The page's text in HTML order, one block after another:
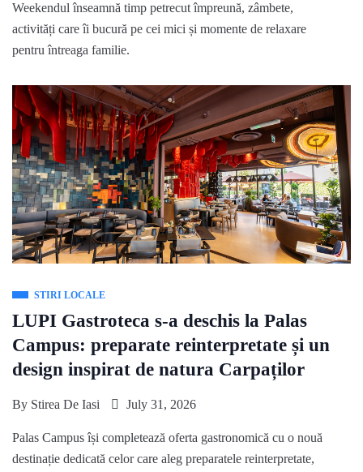
Weekendul înseamnă timp petrecut împreună, zâmbete,
activități care îi bucură pe cei mici și momente de relaxare
pentru întreaga familie.
STIRI LOCALE
LUPI Gastroteca s-a deschis la Palas
Campus: preparate reinterpretate și un
design inspirat de natura Carpaților
By Stirea De Iasi July 31, 2026
Palas Campus își completează oferta gastronomică cu o nouă
destinație dedicată celor care aleg preparatele reinterpretate,